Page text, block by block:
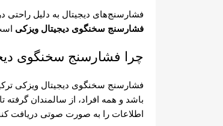
فشارسنج‌های دیجیتال به دلیل راحتی
فشارسنج سخنگوی دیجیتال ویزکی
چرا فشارسنج سخنگوی
فشارسنج سخنگوی دیجیتال ویزکی
باشد و همه افراد، از سالمندان
اطلاعات را به صورت صوتی دریافت